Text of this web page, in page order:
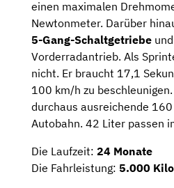
einen maximalen
Newtonmeter. Darüber
5-Gang-Schaltgetriebe
Vorderradantrieb. Als
nicht. Er braucht 17,1
100 km/h zu
durchaus ausreichende
Autobahn. 42 Liter passen
Die Laufzeit: 24 Monate
Die Fahrleistung: 5.000